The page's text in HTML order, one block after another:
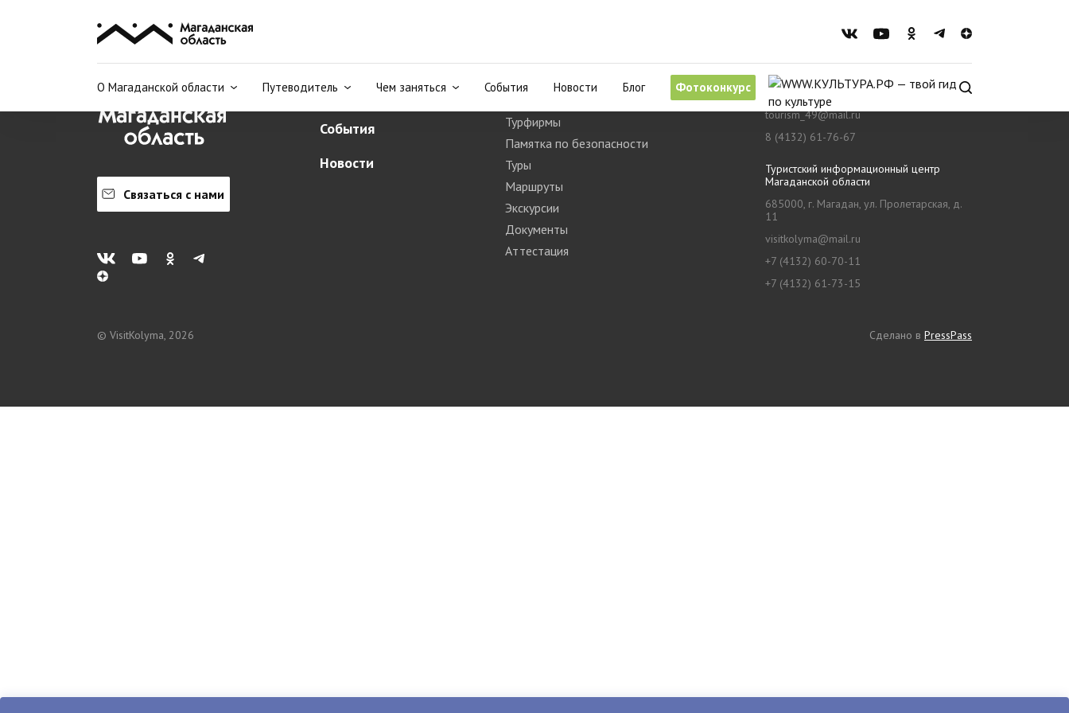
О Магаданской области Путеводитель Чем заняться События Новости Блог Фотоконкурс
Связаться с нами
О Магаданской области
Путеводитель
События
Новости
Блог
Полезная информация
Турфирмы
Памятка по безопасности
Туры
Маршруты
Экскурсии
Документы
Аттестация
685099, г. Магадан, ул. Кольцевая, д. 66
tourism_49@mail.ru
8 (4132) 61-76-67
Туристский информационный центр
Магаданской области
685000, г. Магадан, ул. Пролетарская, д.
11
visitkolyma@mail.ru
+7 (4132) 60-70-11
+7 (4132) 61-73-15
© VisitKolyma, 2026 Сделано в PressPass